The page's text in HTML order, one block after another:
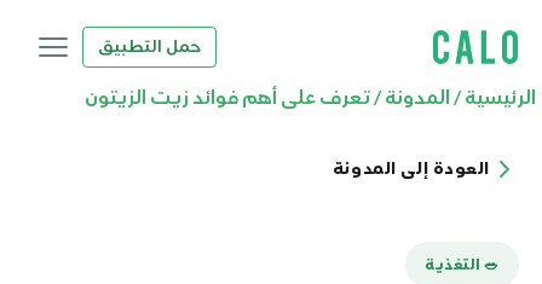
حمل التطبيق
الرئيسية/ المدونة/تعرف على أهم فوائد زيت الزيتون
العودة إلى المدونة
🥗 التغذية